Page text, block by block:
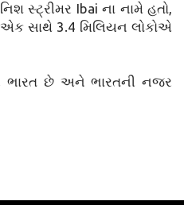
સ્ટ્રીમર Ibai ના નામે હતો,
સાથે 3.4 મિલિયન લોકોએ
છે અને ભારતની નજર